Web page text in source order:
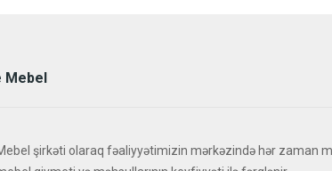
Mebel
şirkəti olaraq fəaliyyətimizin mərkəzində hər zaman